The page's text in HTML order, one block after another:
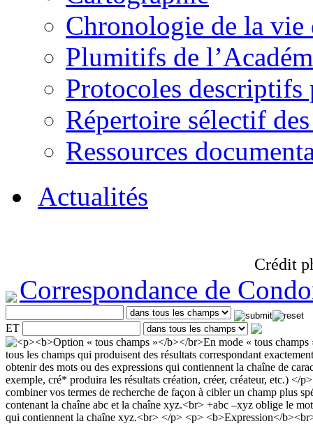
Chronologie de la vie
Plumitifs de
Protocoles descriptifs
Répertoire sélectif
Ressources
Actualités
Crédit
Correspondance de
ET